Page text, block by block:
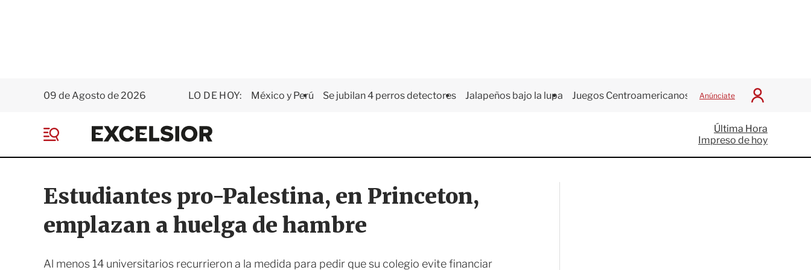
09 de Agosto de 2026 LO DE HOY: México y Perú Se jubilan 4 perros detectores Jalapeños bajo la lupa Juegos Centroamericanos Anúnciate
I
c
i
a
E
x
e
i
r
e
Última Hora
Impreso de hoy
Estudiantes pro-Palestina, en Princeton,
emplazan a huelga de hambre
Al menos 14 universitarios recurrieron a la medida para pedir que su colegio evite financiar